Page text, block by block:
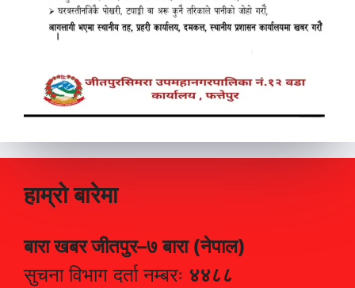
हाम्रो बारेमा
बारा खबर जीतपुर–७ बारा (नेपाल)
सुचना विभाग दर्ता नम्बरः ४४८८